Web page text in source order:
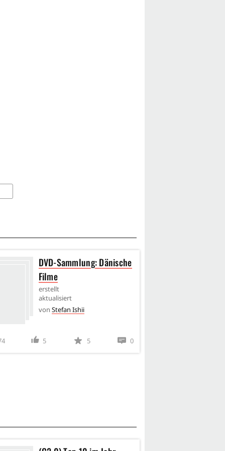
DVD-Sammlung: Dänische
Filme
erstellt
aktualisiert
von Stefan Ishii
5 5 0